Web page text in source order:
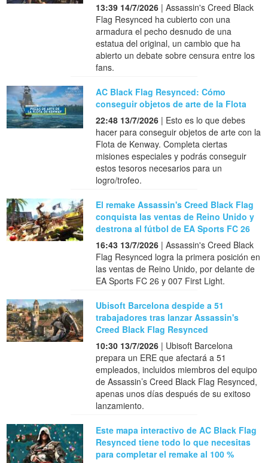
13:39 14/7/2026 | Assassin's Creed Black
Flag Resynced ha cubierto con una
armadura el pecho desnudo de una
estatua del original, un cambio que ha
abierto un debate sobre censura entre los
fans.
AC Black Flag Resynced: Cómo
conseguir objetos de arte de la Flota
22:48 13/7/2026 | Esto es lo que debes
hacer para conseguir objetos de arte con la
Flota de Kenway. Completa ciertas
misiones especiales y podrás conseguir
estos tesoros necesarios para un
logro/trofeo.
El remake Assassin's Creed Black Flag
conquista las ventas de Reino Unido y
destrona al fútbol de EA Sports FC 26
16:43 13/7/2026 | Assassin's Creed Black
Flag Resynced logra la primera posición en
las ventas de Reino Unido, por delante de
EA Sports FC 26 y 007 First Light.
Ubisoft Barcelona despide a 51
trabajadores tras lanzar Assassin's
Creed Black Flag Resynced
10:30 13/7/2026 | Ubisoft Barcelona
prepara un ERE que afectará a 51
empleados, incluidos miembros del equipo
de Assassin’s Creed Black Flag Resynced,
apenas unos días después de su exitoso
lanzamiento.
Este mapa interactivo de AC Black Flag
Resynced tiene todo lo que necesitas
para completar el remake al 100 %